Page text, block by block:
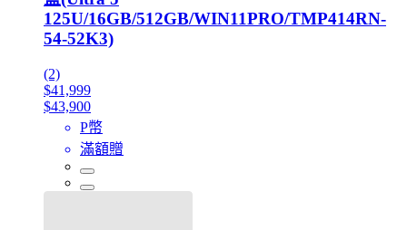
125U/16GB/512GB/WIN11PRO/TMP414RN-
54-52K3)
(2)
$41,999
$43,900
P幣
滿額贈